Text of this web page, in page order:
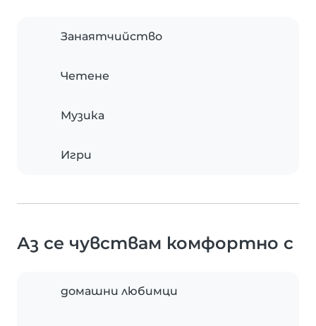
Занаятчийство
Четене
Музика
Игри
Аз се чувствам комфортно с
домашни любимци